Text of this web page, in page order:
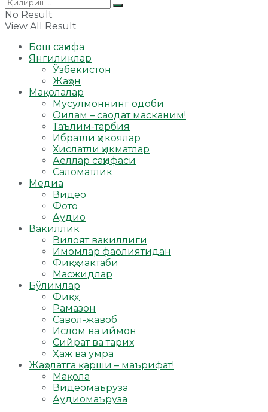
No Result
View All Result
Бош саҳифа
Янгиликлар
Ўзбекистон
Жаҳон
Мақолалар
Мусулмоннинг одоби
Оилам – саодат масканим!
Таълим-тарбия
Ибратли ҳикоялар
Хислатли ҳикматлар
Аёллар саҳифаси
Саломатлик
Медиа
Видео
Фото
Аудио
Вакиллик
Вилоят вакиллиги
Имомлар фаолиятидан
Фиқҳ мактаби
Масжидлар
Бўлимлар
Фиқҳ
Рамазон
Савол-жавоб
Ислом ва иймон
Сийрат ва тарих
Ҳаж ва умра
Жаҳолатга қарши – маърифат!
Мақола
Видеомаъруза
Аудиомаъруза